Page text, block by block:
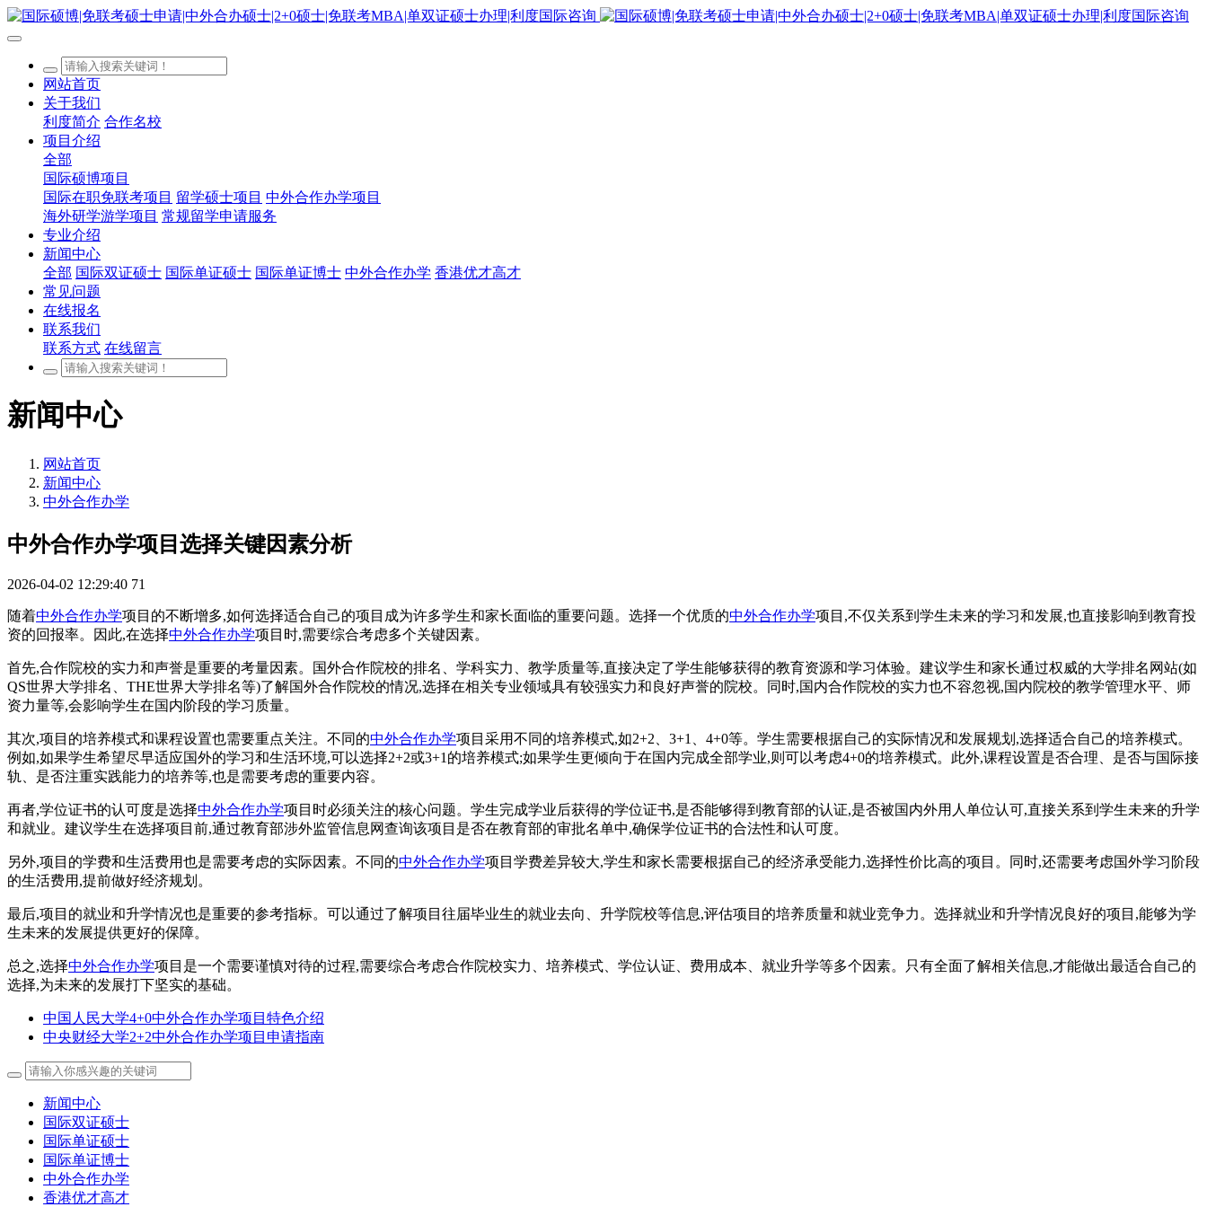
网站首页
关于我们
利度简介 合作名校
项目介绍
全部
国际硕博项目
国际在职免联考项目 留学硕士项目 中外合作办学项目
海外研学游学项目 常规留学申请服务
专业介绍
新闻中心
全部 国际双证硕士 国际单证硕士 国际单证博士 中外合作办学 香港优才高才
常见问题
在线报名
联系我们
联系方式 在线留言
新闻中心
网站首页
新闻中心
中外合作办学
中外合作办学项目选择关键因素分析
2026-04-02 12:29:40 71
随着中外合作办学项目的不断增多,如何选择适合自己的项目成为许多学生和家长面临的重要问题。选择一个优质的中外合作办学项目,不仅关系到学生未来的学习和发展,也直接影响到教育投
资的回报率。因此,在选择中外合作办学项目时,需要综合考虑多个关键因素。
首先,合作院校的实力和声誉是重要的考量因素。国外合作院校的排名、学科实力、教学质量等,直接决定了学生能够获得的教育资源和学习体验。建议学生和家长通过权威的大学排名网站(如
QS世界大学排名、THE世界大学排名等)了解国外合作院校的情况,选择在相关专业领域具有较强实力和良好声誉的院校。同时,国内合作院校的实力也不容忽视,国内院校的教学管理水平、师
资力量等,会影响学生在国内阶段的学习质量。
其次,项目的培养模式和课程设置也需要重点关注。不同的中外合作办学项目采用不同的培养模式,如2+2、3+1、4+0等。学生需要根据自己的实际情况和发展规划,选择适合自己的培养模式。
例如,如果学生希望尽早适应国外的学习和生活环境,可以选择2+2或3+1的培养模式;如果学生更倾向于在国内完成全部学业,则可以考虑4+0的培养模式。此外,课程设置是否合理、是否与国际接
轨、是否注重实践能力的培养等,也是需要考虑的重要内容。
再者,学位证书的认可度是选择中外合作办学项目时必须关注的核心问题。学生完成学业后获得的学位证书,是否能够得到教育部的认证,是否被国内外用人单位认可,直接关系到学生未来的升学
和就业。建议学生在选择项目前,通过教育部涉外监管信息网查询该项目是否在教育部的审批名单中,确保学位证书的合法性和认可度。
另外,项目的学费和生活费用也是需要考虑的实际因素。不同的中外合作办学项目学费差异较大,学生和家长需要根据自己的经济承受能力,选择性价比高的项目。同时,还需要考虑国外学习阶段
的生活费用,提前做好经济规划。
最后,项目的就业和升学情况也是重要的参考指标。可以通过了解项目往届毕业生的就业去向、升学院校等信息,评估项目的培养质量和就业竞争力。选择就业和升学情况良好的项目,能够为学
生未来的发展提供更好的保障。
总之,选择中外合作办学项目是一个需要谨慎对待的过程,需要综合考虑合作院校实力、培养模式、学位认证、费用成本、就业升学等多个因素。只有全面了解相关信息,才能做出最适合自己的
选择,为未来的发展打下坚实的基础。
中国人民大学4+0中外合作办学项目特色介绍
中央财经大学2+2中外合作办学项目申请指南
新闻中心
国际双证硕士
国际单证硕士
国际单证博士
中外合作办学
香港优才高才